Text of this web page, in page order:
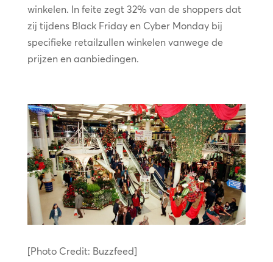
winkelen. In feite zegt 32% van de shoppers dat
zij tijdens Black Friday en Cyber Monday bij
specifieke retailzullen winkelen vanwege de
prijzen en aanbiedingen.
[Photo Credit: Buzzfeed]